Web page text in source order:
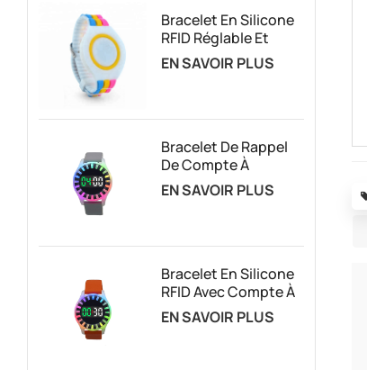
Bracelet En Silicone
RFID Réglable Et
Personnalisé
EN SAVOIR PLUS
Bracelet De Rappel
De Compte À
Rebours Vibrant
RFID Pour La Gestion
EN SAVOIR PLUS
Bracelet En Silicone
RFID Avec Compte À
Rebours Et Logo
Personnalisé, Avec
EN SAVOIR PLUS